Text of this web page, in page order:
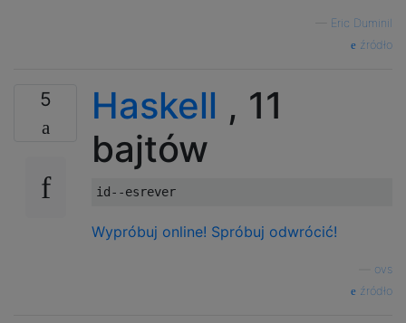
Eric Duminil
źródło
5 Haskell , 11
bajtów
id --esrever
Wypróbuj online! Spróbuj odwrócić!
ovs
źródło